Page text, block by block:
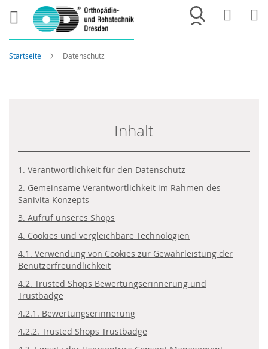
Merkliste
Startseite Datenschutz
Inhalt
1. Verantwortlichkeit für den Datenschutz
2. Gemeinsame Verantwortlichkeit im Rahmen des
Sanivita Konzepts
3. Aufruf unseres Shops
4. Cookies und vergleichbare Technologien
4.1. Verwendung von Cookies zur Gewährleistung der
Benutzerfreundlichkeit
4.2. Trusted Shops Bewertungserinnerung und
Trustbadge
4.2.1. Bewertungserinnerung
4.2.2. Trusted Shops Trustbadge